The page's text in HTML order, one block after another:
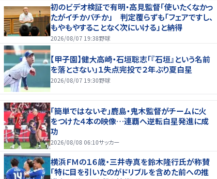
初のビデオ検証で有明・高見監督「使いたくなかっ
たがイチかバチか」 判定覆らずも「フェアですし、
もやもやすることなく次にいける」と納得
2026/08/07 19:38野球
【甲子園】健大高崎・石垣聡志「『石垣』という名前
を落とさない」１失点完投で２年ぶり夏白星
2026/08/07 19:30野球
「簡単ではないぞ」鹿島・鬼木監督がチームに火
をつけた４本の映像…連覇へ逆転白星発進に成
功
2026/08/08 06:10サッカー
横浜ＦＭの１６歳・三井寺真を鈴木隆行氏が称賛
「特に目を引いたのがドリブルを含めた前への推